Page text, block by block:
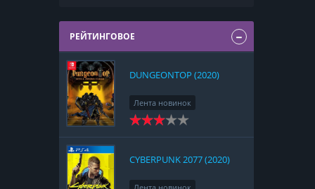
РЕЙТИНГОВОЕ
DUNGEONTOP (2020)
Лента новинок
Nintendo Switch
CYBERPUNK 2077 (2020)